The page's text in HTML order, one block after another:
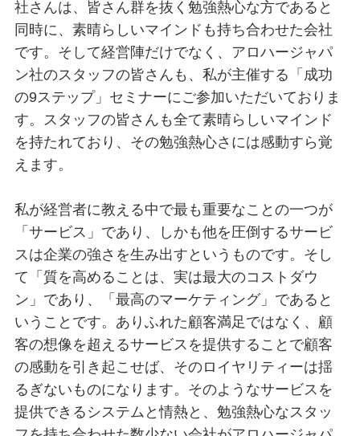
社さんは、皆さん群を抜く勉強熱心な方であると
同時に、素晴らしいマインドも持ち合わせた会社
です。そして経営陣だけでなく、アロハージャパ
ン社のスタッフの皆さんも、私が主催する「成功
の9ステップ」セミナーにご参加いただいておりま
す。スタッフの皆さんも全て素晴らしいマインド
を持たれており、その勉強熱心さには感動すら覚
えます。
私が経営者に教える中で最も重要なことの一つが
「サービス」であり、しかも他を圧倒するサービ
スは企業の強さを生み出すというものです。そし
て「質を高めることは、実は最大のコストダウ
ン」であり、「最高のマーケティング」であると
いうことです。ありふれた顧客満足ではなく、顧
客の想像を超えるサービスを提供することで顧客
の感動を引き起こせば、そのロイヤリティーは揺
るぎないものになります。そのようなサービスを
提供できるシステムと情熱と、勉強熱心なスタッ